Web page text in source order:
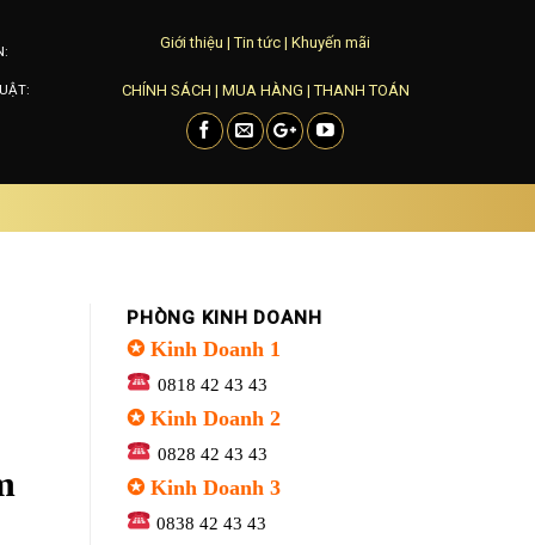
Giới thiệu |Tin tức | Khuyến mãi
CHÍNH SÁCH | MUA HÀNG |THANH TOÁN
PHÒNG KINH DOANH
✪ Kinh Doanh 1
0818 42 43 43
✪ Kinh Doanh 2
0828 42 43 43
✪ Kinh Doanh 3
0838 42 43 43